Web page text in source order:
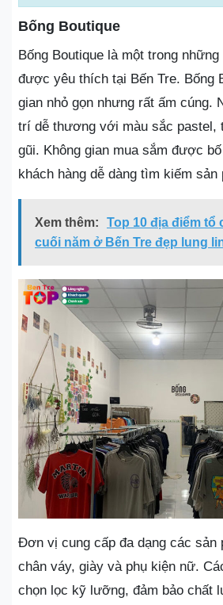
Bống Boutique
Bống Boutique là một trong
được yêu thích tại Bến Tre. Bống
gian nhỏ gọn nhưng rất ấm cúng.
trí dễ thương với màu sắc pastel,
gũi. Không gian mua sắm được
khách hàng dễ dàng tìm kiếm sản
Xem thêm:
Top 10 địa điểm tổ
cuối năm ở Bến Tre đẹp lung
Đơn vị cung cấp đa dạng các sản
chân váy, giày và phụ kiện nữ.
chọn lọc kỹ lưỡng, đảm bảo chất